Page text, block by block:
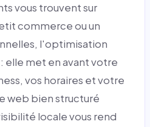
vous trouvent sur
commerce ou un
l'optimisation
elle met en avant votre
vos horaires et votre
web bien structuré
locale vous rend